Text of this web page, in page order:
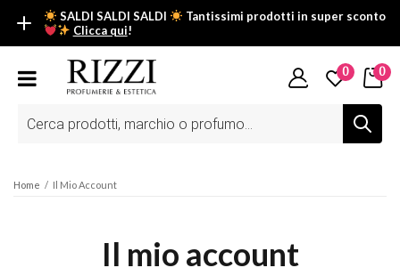
SALDI SALDI SALDI
Tantissimi prodotti in super sconto
Clicca qui!
SALDI SALDI SALDI
Fino al -50% su tantissimi prodotti beauty nella sezione saldi: il
Scopri tutti i prodotti in super saldo!Clicca qui
prodotti
0 0
Home / Il Mio Account
Il mio account